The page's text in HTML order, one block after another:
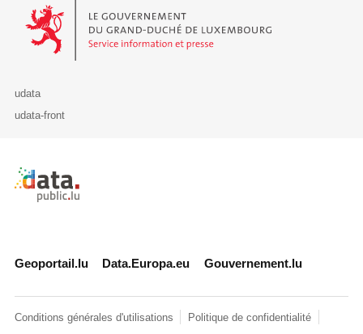
Le Gouvernement du Grand-Duché de Luxembourg - Service
udata
udata-front
Retour à l'accueil de data.public.lu
Geoportail.lu Data.Europa.eu Gouvernement.lu
Conditions générales d'utilisations Politique de confidentialité